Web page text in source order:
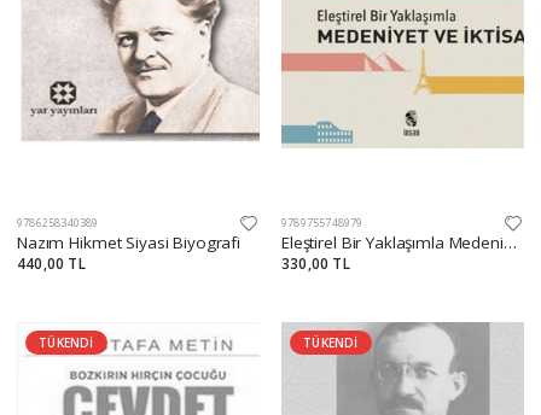
9786258340389
Nazım Hikmet Siyasi Biyografi
440,00 TL
9789755748979
Eleştirel Bir Yaklaşımla Medeniyet ve İktisat
330,00 TL
TÜKENDİ TÜKENDİ